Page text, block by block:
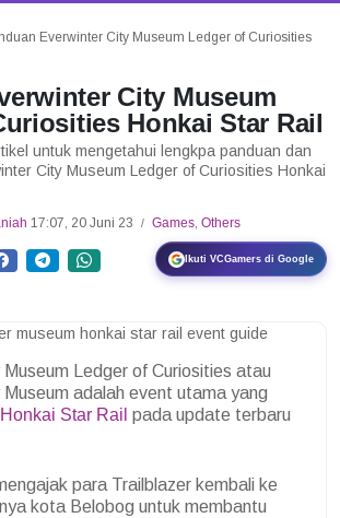
Everwinter City Museum Ledger of Curiosities
City Museum
Honkai Star Rail
untuk mengetahui lengkpa panduan dan
City Museum Ledger of Curiosities Honkai
17:07, 20 Juni 23 / Games, Others
Ikuti VCGamers di Google
Ledger of Curiosities atau
adalah event utama yang
Honkai Star Rail pada update terbaru
para Trailblazer kembali ke
kota Belobog untuk membantu